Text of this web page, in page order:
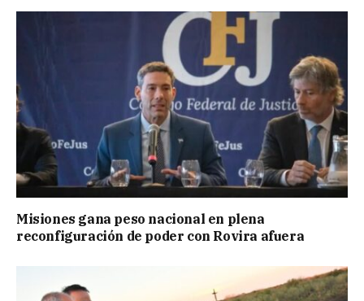
Misiones gana peso nacional en plena
reconfiguración de poder con Rovira afuera